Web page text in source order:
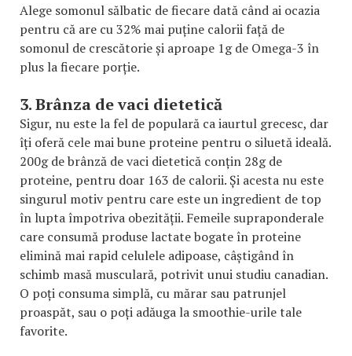
Alege somonul sălbatic de fiecare dată când ai ocazia
pentru că are cu 32% mai puține calorii față de
somonul de crescătorie și aproape 1g de Omega-3 în
plus la fiecare porție.
3. Brânza de vaci dietetică
Sigur, nu este la fel de populară ca iaurtul grecesc, dar
îți oferă cele mai bune proteine pentru o siluetă ideală.
200g de brânză de vaci dietetică conțin 28g de
proteine, pentru doar 163 de calorii. Și acesta nu este
singurul motiv pentru care este un ingredient de top
în lupta împotriva obezității. Femeile supraponderale
care consumă produse lactate bogate în proteine
elimină mai rapid celulele adipoase, câștigând în
schimb masă musculară, potrivit unui studiu canadian.
O poți consuma simplă, cu mărar sau patrunjel
proaspăt, sau o poți adăuga la smoothie-urile tale
favorite.